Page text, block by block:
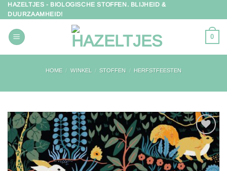
Ga
naar
inhoud
HAZELTJES - BIOLOGISCHE STOFFEN. BLIJHEID &
DUURZAAMHEID!
0
HOME / WINKEL / STOFFEN / HERFSTFEESTEN
Toevoegen
aan
verlanglijst